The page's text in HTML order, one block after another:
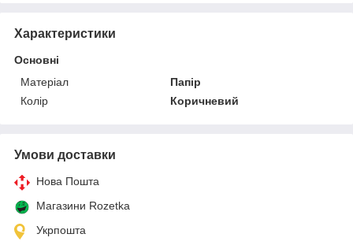
Характеристики
Основні
Матеріал
Папір
Колір
Коричневий
Умови доставки
Нова Пошта
Магазини Rozetka
Укрпошта